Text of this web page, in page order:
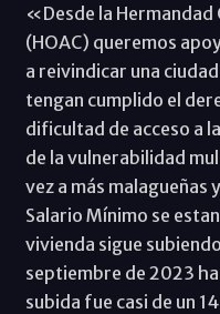
«Desde la Hermandad
(HOAC) queremos
a reivindicar una
tengan cumplido el
dificultad de acceso a
de la vulnerabilidad
vez a más malagueñas
Salario Mínimo se
vivienda sigue
septiembre de 2023
subida fue casi de un